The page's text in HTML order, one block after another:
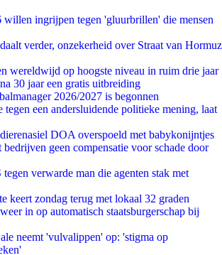
ingrijpen tegen 'gluurbrillen' die mensen
verder, onzekerheid over Straat van Hormuz
wereldwijd op hoogste niveau in ruim drie jaar
30 jaar een gratis uitbreiding
2026/2027 is begonnen
tegen een andersluidende politieke mening, laat
DOA overspoeld met babykonijntjes
geen compensatie voor schade door
verwarde man die agenten stak met
keert zondag terug met lokaal 32 graden
in op automatisch staatsburgerschap bij
neemt 'vulvalippen' op: 'stigma op